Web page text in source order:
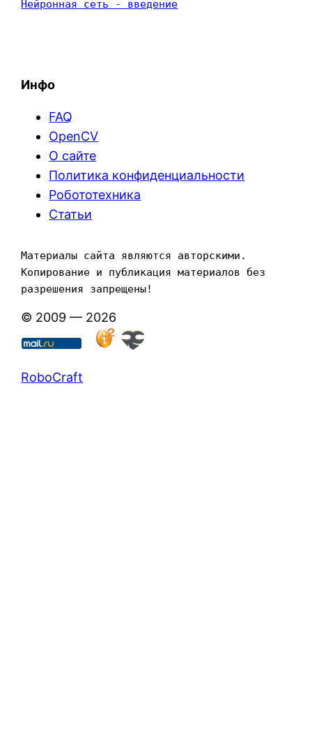
Нейронная сеть - введение
Инфо
FAQ
OpenCV
О сайте
Политика конфиденциальности
Робототехника
Статьи
Материалы сайта являются авторскими.
Копирование и публикация материалов без
разрешения запрещены!
© 2009 — 2026
RoboCraft